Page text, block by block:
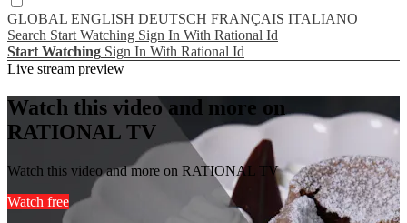
GLOBAL ENGLISH DEUTSCH FRANÇAIS ITALIANO
Search Start Watching Sign In With Rational Id
Start Watching Sign In With Rational Id
Live stream preview
Watch this video and more on
RATIONAL TV
Watch this video and more on RATIONAL TV
Watch free